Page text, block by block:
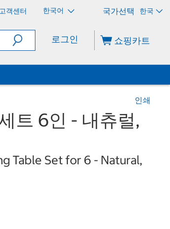
고객센터 한국어 한국
로그인 쇼핑카트
인쇄
트 6인 - 내츄럴,
Table Set for 6 - Natural,